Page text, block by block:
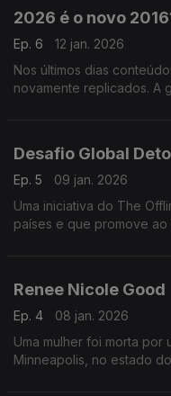
2026 é o novo
Ep. 6
12 jan. 2026
Nos últimos dias
novamente replicados. A
Desafio Global
Ep. 5
09 jan. 2026
Uma iniciativa do The
países e que promove
Renee Nicole Good
Ep. 4
08 jan. 2026
Uma mulher foi morta por
Minneapolis, no estado